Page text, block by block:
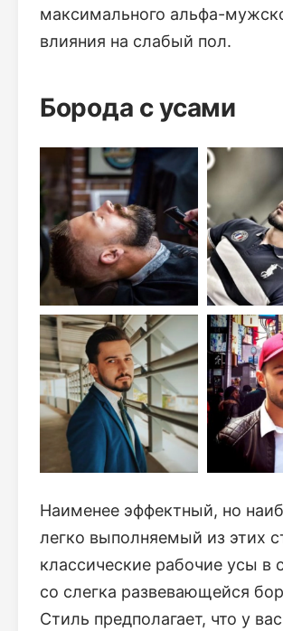
максимального альфа-
влияния на слабый пол.
Борода с усами
Наименее эффектный, но
легко выполняемый из этих
классические рабочие усы в
со слегка развевающейся
Стиль предполагает, что у вас